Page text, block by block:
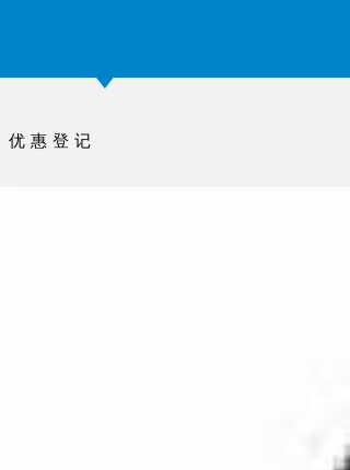
惠登记